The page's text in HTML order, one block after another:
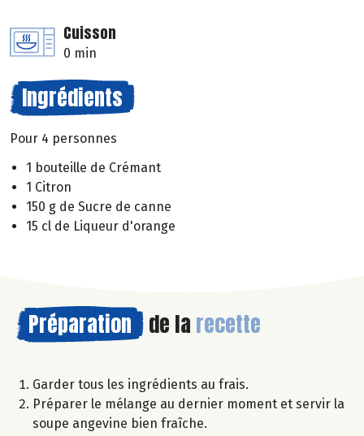
Cuisson
0 min
Ingrédients
Pour 4 personnes
1 bouteille de Crémant
1 Citron
150 g de Sucre de canne
15 cl de Liqueur d'orange
Préparation de la recette
Garder tous les ingrédients au frais.
Préparer le mélange au dernier moment et servir la
soupe angevine bien fraîche.